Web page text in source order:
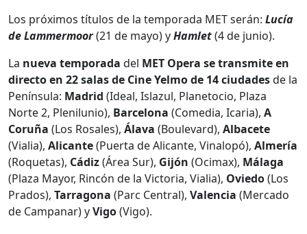
Los próximos títulos de la temporada MET serán: Lucía
de Lammermoor(21 de mayo) yHamlet(4 de junio).
La nueva temporada del MET Opera se transmiteen
directo en 22 salas de Cine Yelmo de 14 ciudadesde la
Península: Madrid (Ideal, Islazul, Planetocio, Plaza
Norte 2, Plenilunio), Barcelona (Comedia, Icaria), A
Coruña (Los Rosales), Álava (Boulevard), Albacete
(Vialia), Alicante(Puerta de Alicante, Vinalopó), Almería
(Roquetas), Cádiz(Área Sur), Gijón (Ocimax), Málaga
(Plaza Mayor, Rincón de la Victoria, Vialia), Oviedo(Los
Prados), Tarragona (Parc Central), Valencia (Mercado
de Campanar) yVigo(Vigo).